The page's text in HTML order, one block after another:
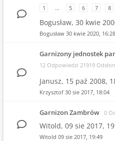
1
… 5 6 7 8
Bogusław, 30 kwie
Bogusław 30 kwie 2020, 16:28
Garnizony jednostek
12 Odpowiedzi 21919
Janusz, 15 paź 2008,
Krzysztof 30 sie 2017, 18:04
Garnizon Zambrów 0
Witold, 09 sie 2017,
Witold 09 sie 2017, 19:49